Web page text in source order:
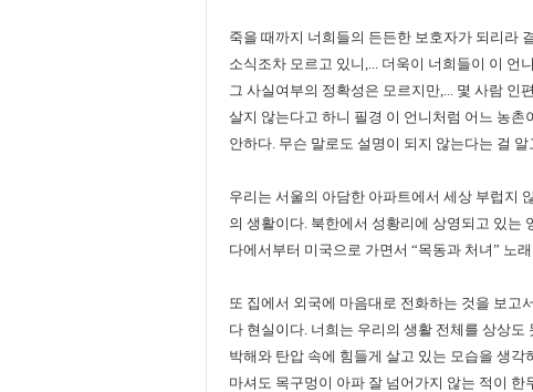
죽을 때까지 너희들의 든든한 보호자가 되리라
소식조차 모르고 있니,... 더욱이 너희들이 이
그 사실여부의 정확성은 모르지만,... 몇 사람 인
살지 않는다고 하니 필경 이 언니처럼 어느 농
안하다. 무슨 말로도 설명이 되지 않는다는 걸 알
우리는 서울의 아담한 아파트에서 세상 부럽지
의 생활이다. 북한에서 성황리에 상영되고 있는
다에서부터 미국으로 가면서 “목동과 처녀” 노
또 집에서 외국에 마음대로 전화하는 것을 보고
다 현실이다. 너희는 우리의 생활 전체를 상상
박해와 탄압 속에 힘들게 살고 있는 모습을 생
마셔도 목구멍이 아파 잘 넘어가지 않는 적이